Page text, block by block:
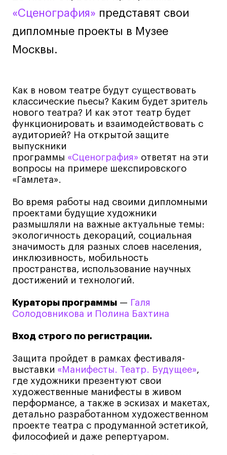
Лайфстайл
Навыки предпринимателя и управленца
Онлайн
Фотография
Очно + онлайн
Все программы
Техникум
Специалист кино- и медиапродакшена
Цифровой маркетолог
Технолог-конструктор одежды
Коммерческий фотограф
Все программы
Для школьников
Интенсивы
Долгосрочные
Все программы
О школе
Новости
События
Блог
«Сценография» представят свои
дипломные проекты в Музее
Москвы.
Как в новом театре будут существовать
классические пьесы? Каким будет зритель
нового театра? И как этот театр будет
функционировать и взаимодействовать с
аудиторией? На открытой защите
выпускники
программы «Сценография» ответят на эти
вопросы на примере шекспировского
«Гамлета».
Во время работы над своими дипломными
проектами будущие художники
размышляли на важные актуальные темы:
экологичность декораций, социальная
значимость для разных слоев населения,
инклюзивность, мобильность
пространства, использование научных
достижений и технологий.
Кураторы программы — Галя
Солодовникова и Полина Бахтина
Вход строго по регистрации.
Защита пройдет в рамках фестиваля-
выставки «Манифесты. Театр. Будущее»,
где художники презентуют свои
художественные манифесты в живом
перформансе, а также в эскизах и макетах,
детально разработанном художественном
проекте театра с продуманной эстетикой,
философией и даже репертуаром.